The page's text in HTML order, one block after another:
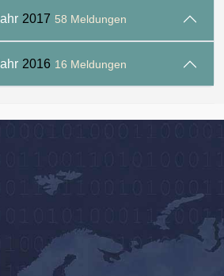
2017 58 Meldungen
2016 16 Meldungen